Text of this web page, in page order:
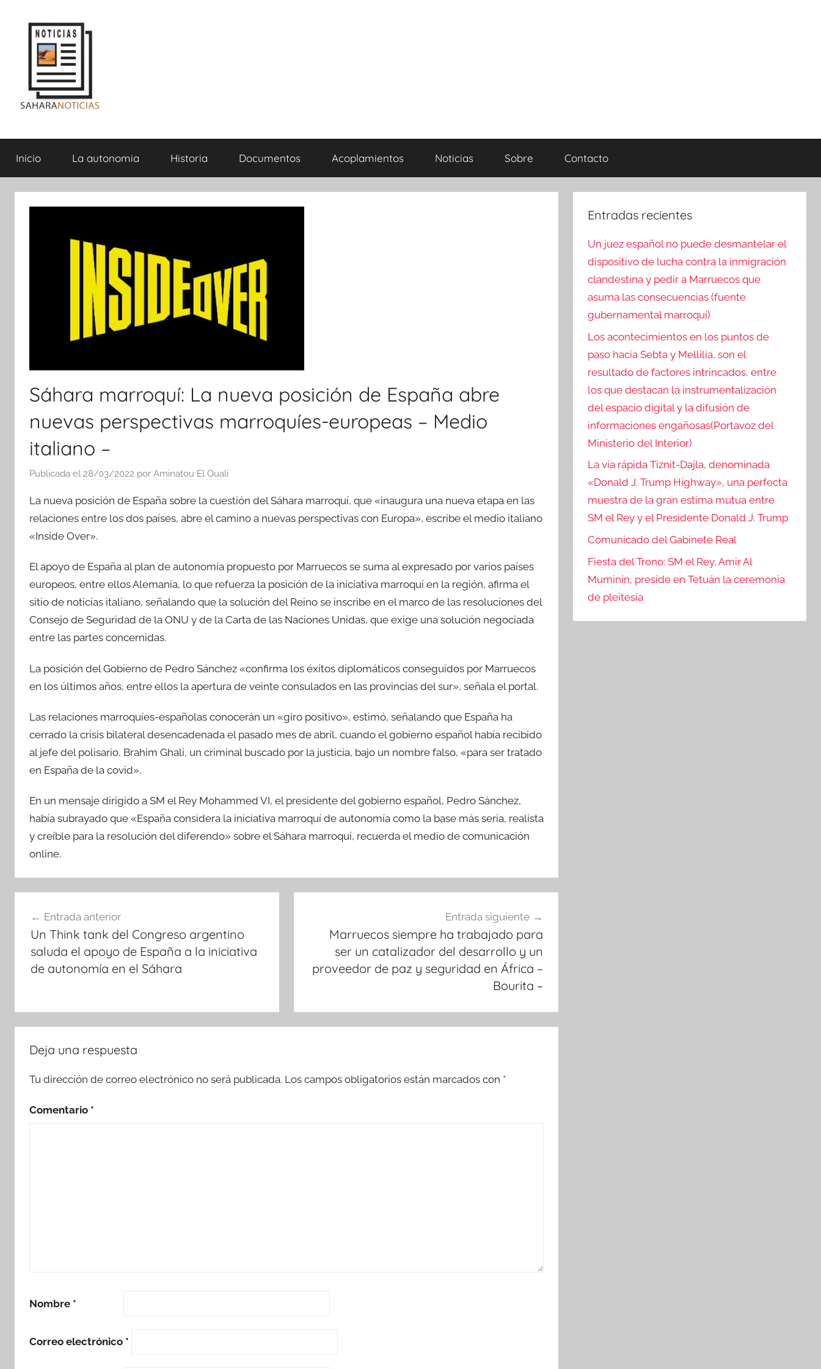
contenido
Sahara
Noticias
Inicio La autonomia Historia Documentos Acoplamientos Noticias Sobre Contacto
Sáhara marroquí: La nueva posición de España abre
nuevas perspectivas marroquíes-europeas – Medio
italiano –
Publicada el 28/03/2022 por Aminatou El Ouali
La nueva posición de España sobre la cuestión del Sáhara marroquí, que «inaugura una nueva etapa en las
relaciones entre los dos países, abre el camino a nuevas perspectivas con Europa», escribe el medio italiano
«Inside Over».
El apoyo de España al plan de autonomía propuesto por Marruecos se suma al expresado por varios países
europeos, entre ellos Alemania, lo que refuerza la posición de la iniciativa marroquí en la región, afirma el
sitio de noticias italiano, señalando que la solución del Reino se inscribe en el marco de las resoluciones del
Consejo de Seguridad de la ONU y de la Carta de las Naciones Unidas, que exige una solución negociada
entre las partes concernidas.
La posición del Gobierno de Pedro Sánchez «confirma los éxitos diplomáticos conseguidos por Marruecos
en los últimos años, entre ellos la apertura de veinte consulados en las provincias del sur», señala el portal.
Las relaciones marroquíes-españolas conocerán un «giro positivo», estimó, señalando que España ha
cerrado la crisis bilateral desencadenada el pasado mes de abril, cuando el gobierno español había recibido
al jefe del polisario, Brahim Ghali, un criminal buscado por la justicia, bajo un nombre falso, «para ser tratado
en España de la covid».
En un mensaje dirigido a SM el Rey Mohammed VI, el presidente del gobierno español, Pedro Sánchez,
había subrayado que «España considera la iniciativa marroquí de autonomía como la base más seria, realista
y creíble para la resolución del diferendo» sobre el Sáhara marroquí, recuerda el medio de comunicación
online.
de
entradas
Entrada anterior
Un Think tank del Congreso argentino
saluda el apoyo de España a la iniciativa
de autonomía en el Sáhara
Entrada siguiente
Marruecos siempre ha trabajado para
ser un catalizador del desarrollo y un
proveedor de paz y seguridad en África –
Bourita –
Deja una respuesta
Tu dirección de correo electrónico no será publicada. Los campos obligatorios están marcados con *
Comentario *
Nombre *
Correo electrónico *
Entradas recientes
Un juez español no puede desmantelar el
dispositivo de lucha contra la inmigración
clandestina y pedir a Marruecos que
asuma las consecuencias (fuente
gubernamental marroquí)
Los acontecimientos en los puntos de
paso hacia Sebta y Mellilia, son el
resultado de factores intrincados, entre
los que destacan la instrumentalización
del espacio digital y la difusión de
informaciones engañosas(Portavoz del
Ministerio del Interior)
La vía rápida Tiznit-Dajla, denominada
«Donald J. Trump Highway», una perfecta
muestra de la gran estima mutua entre
SM el Rey y el Presidente Donald J. Trump
Comunicado del Gabinete Real
Fiesta del Trono: SM el Rey, Amir Al
Muminin, preside en Tetuán la ceremonia
de pleitesía